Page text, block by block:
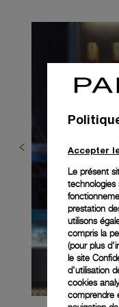
Accepter
Le présent
technologies
prestation
utilisons
compris la
(pour plus
le site
d'utilisation
cookies
comprendre